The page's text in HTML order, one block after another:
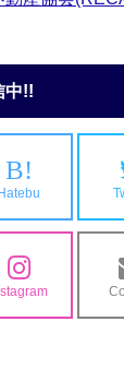
中!!
B!
Hatebu